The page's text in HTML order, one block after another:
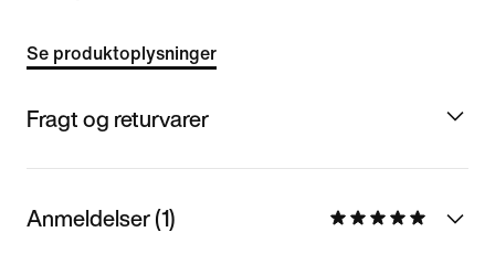
Se produktoplysninger
Fragt og returvarer
Anmeldelser (1)